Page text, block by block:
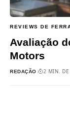
REVIEWS DE
Avaliação
Motors
REDAÇÃO 2 MIN. DE